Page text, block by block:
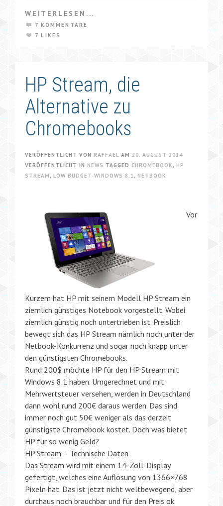
WEITERLESEN...
7 KOMMENTARE
7 LIKES
HP Stream, die
Alternative zu
Chromebooks
VERÖFFENTLICHT VON RAFFAEL AM 20. AUGUST 2014
VERÖFFENTLICHT IN NEWS TAGGED CHROMEBOOK, HP
STREAM , LOW BUDGET WINDOWS 8.1 , NETBOOK
Vor
Kurzem hat HP mit seinem Modell HP Stream ein
ziemlich günstiges Notebook vorgestellt. Wobei
ziemlich günstig noch untertrieben ist. Preislich
bewegt sich das HP Stream nämlich noch unter der
Netbook-Konkurrenz und sogar noch knapp unter
den günstigsten Chromebooks.
Rund 200$ möchte HP für den HP Stream mit
Windows 8.1 haben. Umgerechnet und mit
Mehrwertsteuer versehen, werden in Deutschland
dann wohl rund 200€ daraus werden. Das sind
immer noch gut 50€ weniger als das derzeit
günstigste Chromebook kostet. Doch was bietet
HP für so wenig Geld?
HP Stream – Technische Daten
Das Stream wird mit einem 14-Zoll-Display
gefertigt, welches eine Auflösung von 1366×768
Pixeln hat. Das ist jetzt nicht weltbewegend, aber
durchaus noch brauchbar und für den Preis ok.